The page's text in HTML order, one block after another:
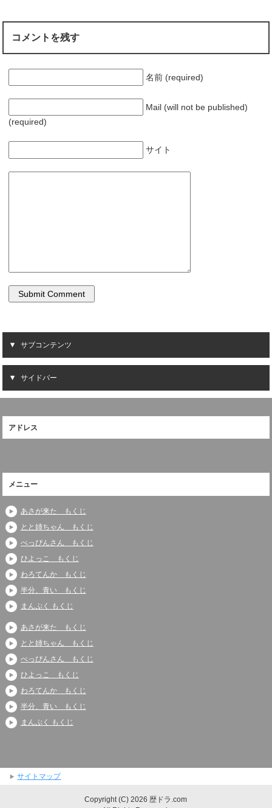
で
開
き
ま
す
コメントを残す
名前 (required)
Mail (will not be published)
(required)
サイト
サブコンテンツ
サイドバー
アドレス
メニュー
あさが来た もくじ
とと姉ちゃん もくじ
べっぴんさん もくじ
ひよっこ もくじ
わろてんか もくじ
半分、青い もくじ
まんぷく もくじ
あさが来た もくじ
とと姉ちゃん もくじ
べっぴんさん もくじ
ひよっこ もくじ
わろてんか もくじ
半分、青い もくじ
まんぷく もくじ
サイトマップ
Copyright (C) 2026 歴ドラ.com